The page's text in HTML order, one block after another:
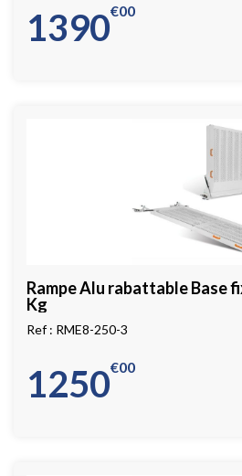
1390 00
€
Rampe Alu rabattable Base
Kg
RME8-250-3
1250 00
€